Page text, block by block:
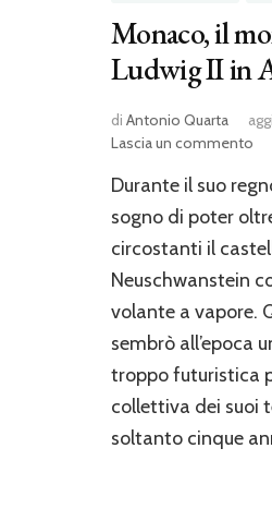
Monaco, il
Ludwig II in
di Antonio Quarta
Lascia un commento
il
Re
in
Durante il suo
sogno di poter
circostanti il
Neuschwanstein
volante a vapore.
sembrò all’epoca
troppo futuristica
collettiva dei suoi
soltanto cinque